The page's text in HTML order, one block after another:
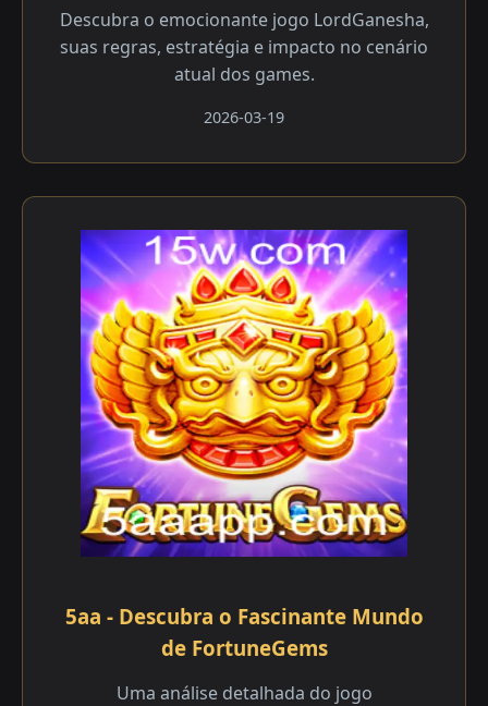
Descubra o emocionante jogo LordGanesha,
suas regras, estratégia e impacto no cenário
atual dos games.
2026-03-19
5aa - Descubra o Fascinante Mundo
de FortuneGems
Uma análise detalhada do jogo